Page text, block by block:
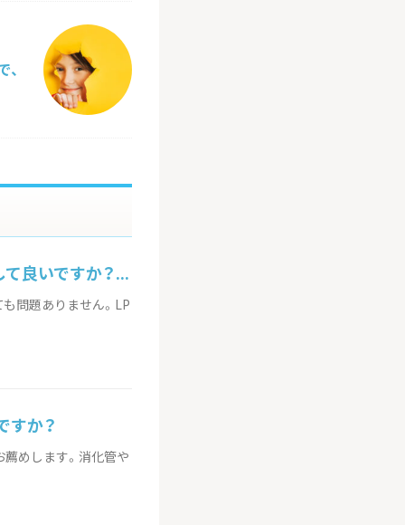
て良いですか？...
問題ありません。LP
すか？
めします。消化管や